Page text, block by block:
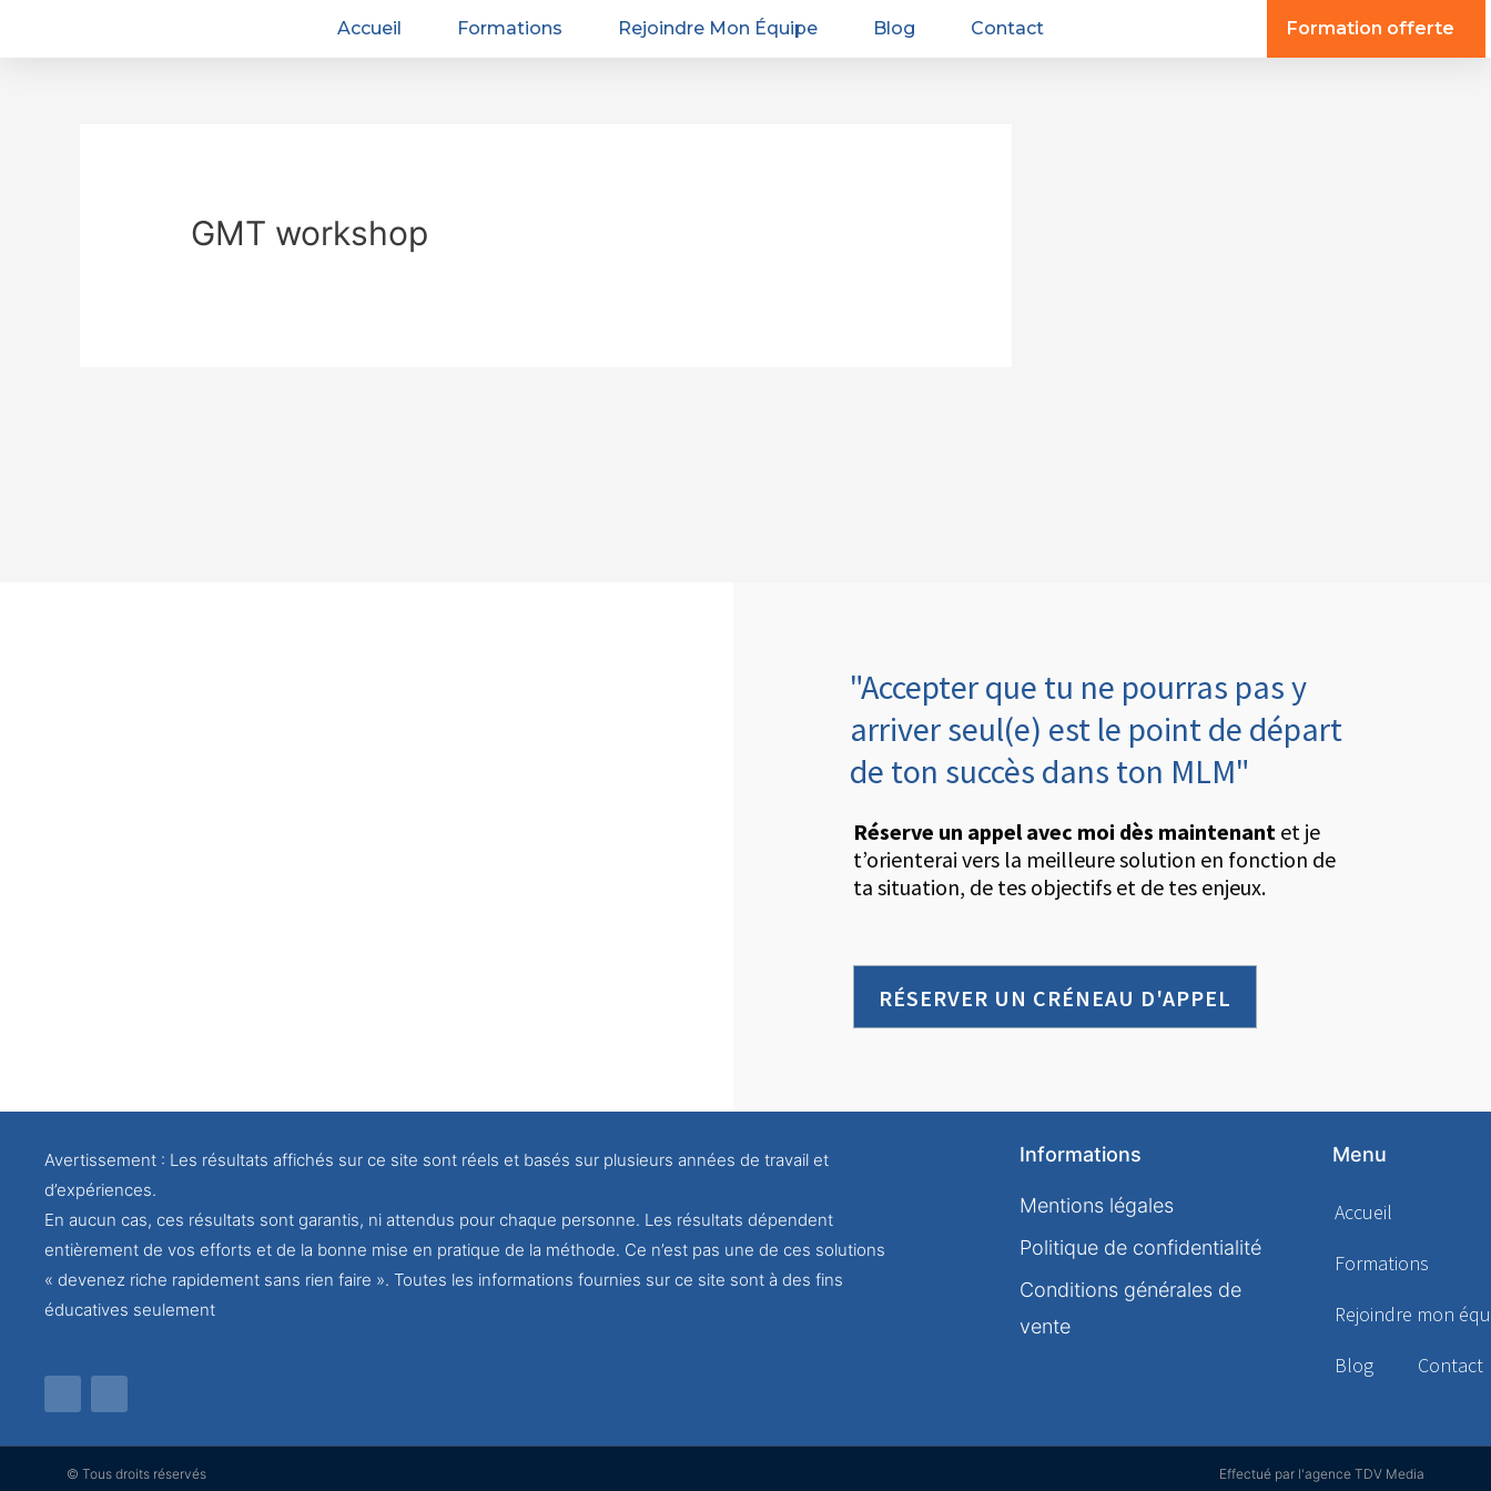
Accueil Formations Rejoindre Mon Équipe Blog Contact Formation offerte
GMT workshop
"Accepter que tu ne pourras pas y
arriver seul(e) est le point de départ
de ton succès dans ton MLM"
Réserve un appel avec moi dès maintenantet je
t’orienterai vers la meilleure solution en fonction de
ta situation, de tes objectifs et de tes enjeux.
RÉSERVER UN CRÉNEAU D'APPEL
Avertissement : Les résultats affichés sur ce site sont réels et basés sur plusieurs années de travail et
d’expériences.
En aucun cas, ces résultats sont garantis, ni attendus pour chaque personne. Les résultats dépendent
entièrement de vos efforts et de la bonne mise en pratique de la méthode. Ce n’est pas une de ces solutions
« devenez riche rapidement sans rien faire ». Toutes les informations fournies sur ce site sont à des fins
éducatives seulement
Informations
Mentions légales
Politique de confidentialité
Conditions générales de
vente
Menu
Accueil
Formations
Rejoindre mon
Blog
Contact
© Tous droits réservés Effectué par l'agence TDV Media